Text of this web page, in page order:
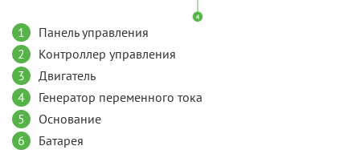
1
Панель управления
2
Контроллер управления
3
Двигатель
4
Генератор переменного тока
5
Основание
6
Батарея